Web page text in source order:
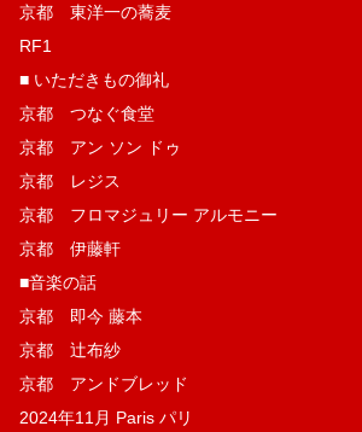
京都 東洋一の蕎麦
RF1
■ いただきもの御礼
京都 つなぐ食堂
京都 アン ソン ドゥ
京都 レジス
京都 フロマジュリー アルモニー
京都 伊藤軒
■音楽の話
京都 即今 藤本
京都 辻布紗
京都 アンドブレッド
2024年11月 Paris パリ